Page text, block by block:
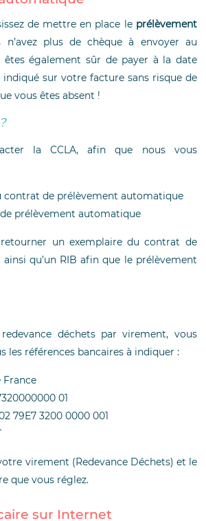
de mettre en place le prélèvement
n’avez plus de chèque à envoyer au
êtes également sûr de payer à la date
sur votre facture sans risque de
vous êtes absent !
la CCLA, afin que nous vous
contrat de prélèvement automatique
prélèvement automatique
un exemplaire du contrat de
qu’un RIB afin que le prélèvement
déchets par virement, vous
les références bancaires à indiquer :
France
01
79E7 3200 0000 001
virement (Redevance Déchets) et le
que vous réglez.
sur Internet